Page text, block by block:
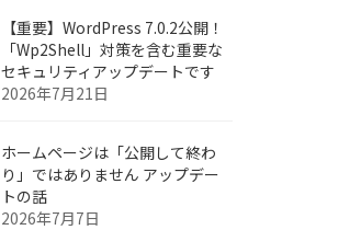
【重要】WordPress 7.0.2公開！
「Wp2Shell」対策を含む重要な
セキュリティアップデートです
2026年7月21日
ホームページは「公開して終わ
り」ではありません アップデー
トの話
2026年7月7日